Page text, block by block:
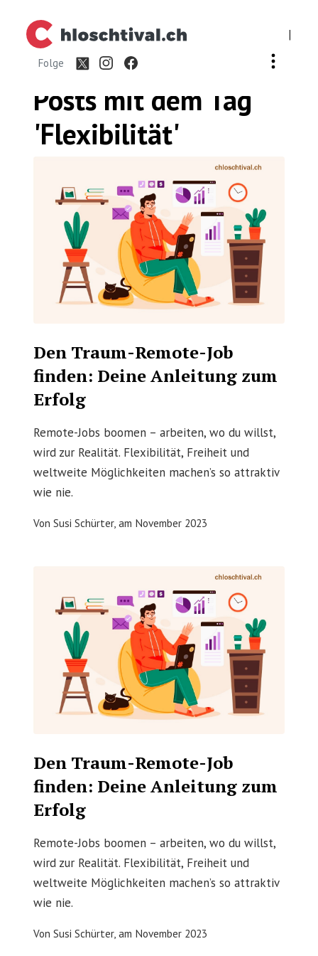
|
Folge
Posts mit dem Tag
'Flexibilität'
Den Traum-Remote-Job
finden: Deine Anleitung zum
Erfolg
Remote-Jobs boomen – arbeiten, wo du willst,
wird zur Realität. Flexibilität, Freiheit und
weltweite Möglichkeiten machen’s so attraktiv
wie nie.
VonSusi Schürter, am November 2023
Den Traum-Remote-Job
finden: Deine Anleitung zum
Erfolg
Remote-Jobs boomen – arbeiten, wo du willst,
wird zur Realität. Flexibilität, Freiheit und
weltweite Möglichkeiten machen’s so attraktiv
wie nie.
VonSusi Schürter, am November 2023